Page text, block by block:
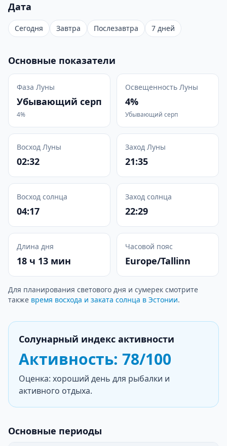
Дата
Сегодня Завтра Послезавтра 7 дней
Основные показатели
Фаза Луны
Убывающий серп
4%
Освещенность Луны
4%
Убывающий серп
Восход Луны
02:32
Заход Луны
21:35
Восход солнца
04:17
Заход солнца
22:29
Длина дня
18 ч 13 мин
Часовой пояс
Europe/Tallinn
Для планирования светового дня и сумерек смотрите
также время восхода и заката солнца в Эстонии.
Солунарный индекс активности
Активность: 78/100
Оценка: хороший день для рыбалки и
активного отдыха.
Основные периоды